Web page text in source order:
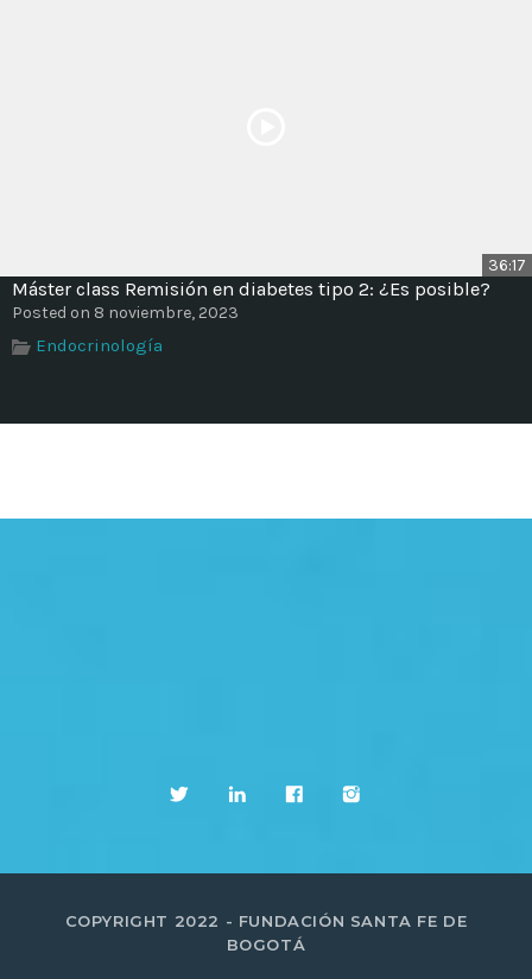
36:17
Máster class Remisión en diabetes tipo 2: ¿Es posible?
Posted on 8 noviembre, 2023
Endocrinología
COPYRIGHT 2022 - FUNDACIÓN SANTA FE DE
BOGOTÁ